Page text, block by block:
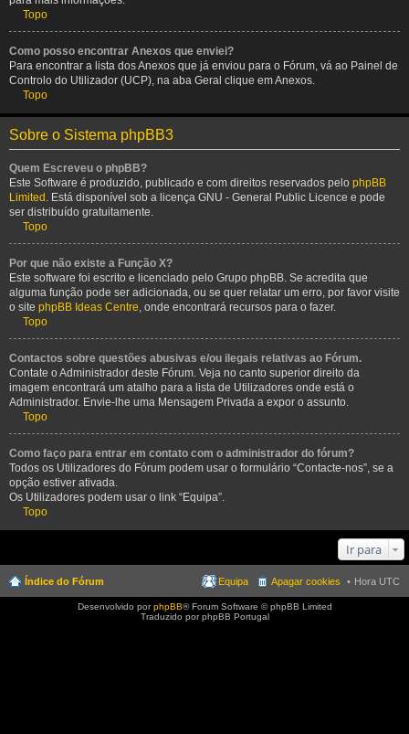
Topo
Como posso encontrar Anexos que enviei?
Para encontrar a lista dos Anexos que já enviou para o Fórum, vá ao Painel de
Controlo do Utilizador (UCP), na aba Geral clique em Anexos.
Topo
Sobre o Sistema phpBB3
Quem Escreveu o phpBB?
Este Software é produzido, publicado e com direitos reservados pelo phpBB
Limited . Está disponível sob a licença GNU - General Public Licence e pode
ser distribuído gratuitamente.
Topo
Por que não existe a Função X?
Este software foi escrito e licenciado pelo Grupo phpBB. Se acredita que
alguma função pode ser adicionada, ou se quer relatar um erro, por favor visite
o site phpBB Ideas Centre, onde encontrará recursos para o fazer.
Topo
Contactos sobre questões abusivas e/ou ilegais relativas ao Fórum.
Contate o Administrador deste Fórum. Veja no canto superior direito da
imagem encontrará um atalho para a lista de Utilizadores onde está o
Administrador. Envie-lhe uma Mensagem Privada a expor o assunto.
Topo
Como faço para entrar em contato com o administrador do fórum?
Todos os Utilizadores do Fórum podem usar o formulário “Contacte-nos”, se a
opção estiver ativada.
Os Utilizadores podem usar o link “Equipa”.
Topo
Ir para
Índice do Fórum Hora UTC
Apagar cookies
Equipa
Desenvolvido porphpBB® Forum Software © phpBB Limited
Traduzido por phpBB Portugal